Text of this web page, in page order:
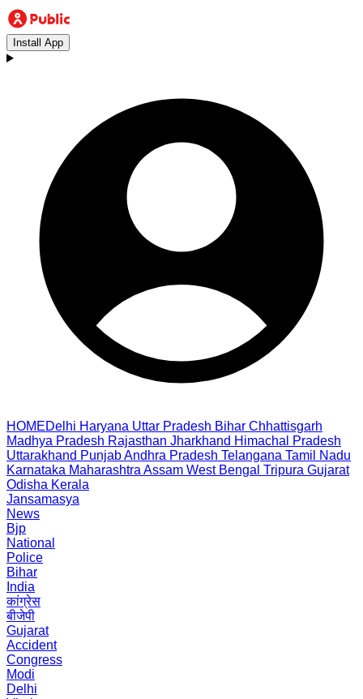
Install App
HOMEDelhi Haryana Uttar Pradesh Bihar Chhattisgarh
Madhya Pradesh Rajasthan Jharkhand Himachal Pradesh
Uttarakhand PunjabAndhra Pradesh Telangana Tamil Nadu
Karnataka Maharashtra Assam West Bengal Tripura Gujarat
Odisha Kerala
Jansamasya
News
Bjp
National
Police
Bihar
India
कांग्रेस
बीजेपी
Gujarat
Accident
Congress
Modi
Delhi